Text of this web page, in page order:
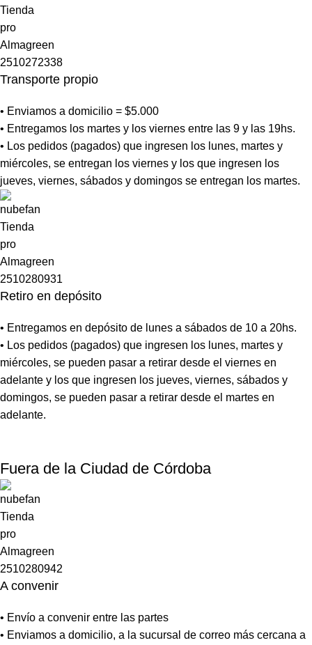
Transporte propio
• Enviamos a domicilio = $5.000
• Entregamos los martes y los viernes entre las 9 y las 19hs.
• Los pedidos (pagados) que ingresen los lunes, martes y
miércoles, se entregan los viernes y los que ingresen los
jueves, viernes, sábados y domingos se entregan los martes.
Retiro en depósito
• Entregamos en depósito de lunes a sábados de 10 a 20hs.
• Los pedidos (pagados) que ingresen los lunes, martes y
miércoles, se pueden pasar a retirar desde el viernes en
adelante y los que ingresen los jueves, viernes, sábados y
domingos, se pueden pasar a retirar desde el martes en
adelante.
Fuera de la Ciudad de Córdoba
A convenir
• Envío a convenir entre las partes
• Enviamos a domicilio, a la sucursal de correo más cercana a